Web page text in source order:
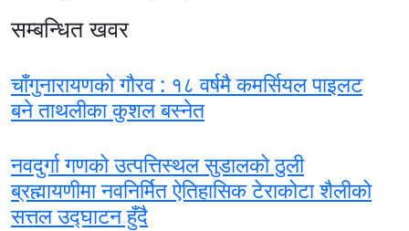
सम्बन्धित खवर
चाँगुनारायणको गौरव : १८ वर्षमै कमर्सियल पाइलट
बने ताथलीका कुशल बस्नेत
नवदुर्गा गणको उत्पत्तिस्थल सुडालको ठुली
ब्रह्मायणीमा नवनिर्मित ऐतिहासिक टेराकोटा शैलीको
सत्तल उद्घाटन हुँदै